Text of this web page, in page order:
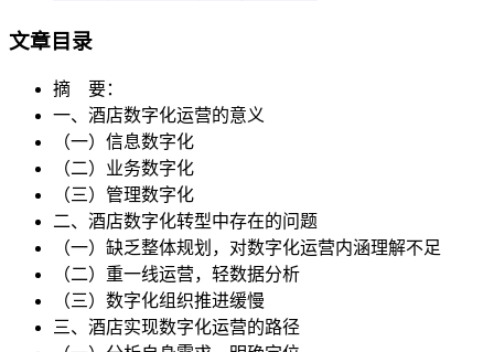
文章目录
摘 要：
一、酒店数字化运营的意义
（一）信息数字化
（二）业务数字化
（三）管理数字化
二、酒店数字化转型中存在的问题
（一）缺乏整体规划，对数字化运营内涵理解不足
（二）重一线运营，轻数据分析
（三）数字化组织推进缓慢
三、酒店实现数字化运营的路径